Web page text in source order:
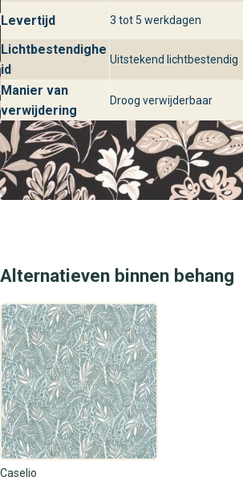
Levertijd 3 tot 5 werkdagen
Lichtbestendighe
id
Uitstekend lichtbestendig
Manier van
verwijdering
Droog verwijderbaar
Alternatieven binnen behang
Caselio